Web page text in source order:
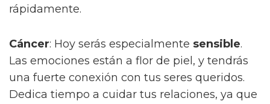
rápidamente.
Cáncer: Hoy serás especialmente sensible.
Las emociones están a flor de piel, y tendrás
una fuerte conexión con tus seres queridos.
Dedica tiempo a cuidar tus relaciones, ya que